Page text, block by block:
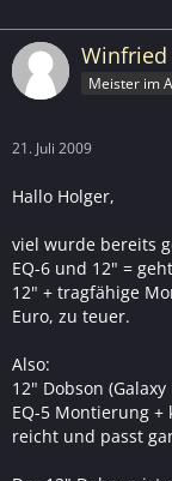
Meister im
21. Juli 2009
Hallo Holger,
viel wurde bereits
EQ-6 und 12" =
12" + tragfähige
Euro, zu teuer.
Also:
12" Dobson
EQ-5 Montierung +
reicht und passt